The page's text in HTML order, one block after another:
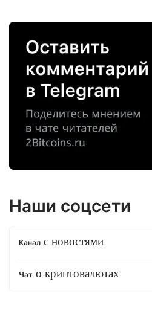
Наши соцсети
Канал с новостями
Чат о криптовалютах